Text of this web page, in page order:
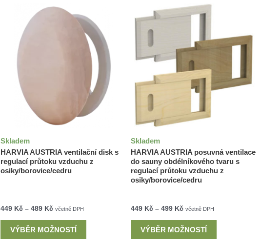
Skladem
HARVIA AUSTRIA ventilační disk s
regulací průtoku vzduchu z
osiky/borovice/cedru
449 Kč –489 Kč včetně DPH
VÝBĚR MOŽNOSTÍ
Skladem
HARVIA AUSTRIA posuvná ventilace
do sauny obdélníkového tvaru s
regulací průtoku vzduchu z
osiky/borovice/cedru
449 Kč –499 Kč včetně DPH
VÝBĚR MOŽNOSTÍ